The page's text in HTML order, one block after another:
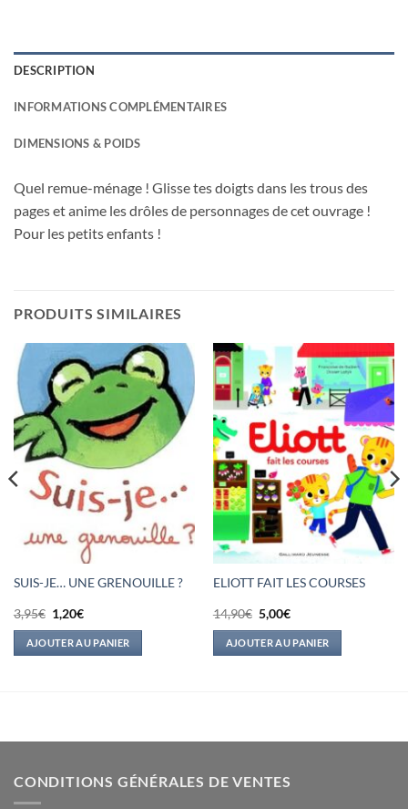
DESCRIPTION
INFORMATIONS COMPLÉMENTAIRES
DIMENSIONS & POIDS
Quel remue-ménage ! Glisse tes doigts dans les trous des
pages et anime les drôles de personnages de cet ouvrage !
Pour les petits enfants !
PRODUITS SIMILAIRES
SUIS-JE… UNE GRENOUILLE ?
3,95€ Le
prix
initial
était :
3,95€.
1,20€Le
actuel
est :
1,20€.
AJOUTER AU PANIER
ELIOTT FAIT LES COURSES
14,90€ Le
prix
initial
était :
14,90€.
5,00€Le
actuel
est :
5,00€.
AJOUTER AU PANIER
CONDITIONS GÉNÉRALES DE VENTES